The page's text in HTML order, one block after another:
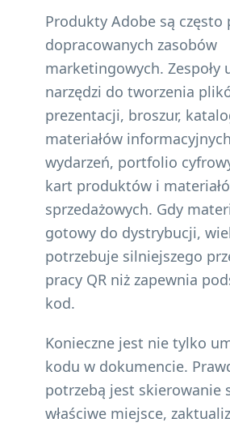
Produkty Adobe są często
dopracowanych zasobów
marketingowych. Zespoły
narzędzi do tworzenia
prezentacji, broszur,
materiałów
wydarzeń, portfolio
kart produktów i
sprzedażowych. Gdy
gotowy do dystrybucji,
potrzebuje silniejszego
pracy QR niż zapewnia
kod.
Konieczne jest nie tylko
kodu w dokumencie.
potrzebą jest skierowanie
właściwe miejsce,